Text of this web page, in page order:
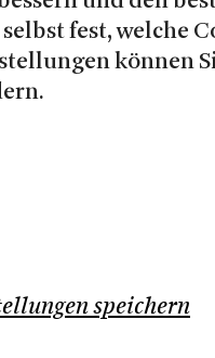
fest, welche
können
speichern